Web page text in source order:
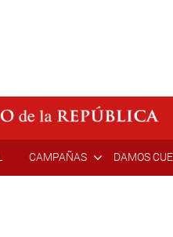
CAMPAÑAS DAMOS